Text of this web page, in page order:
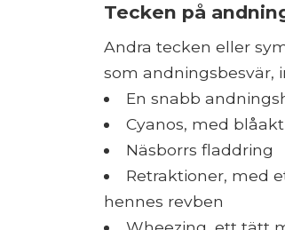
Tecken på
Andra tecken eller
som andningsbesvär,
En snabb
Cyanos, med
Näsborrs fladdring
Retraktioner, med
hennes revben